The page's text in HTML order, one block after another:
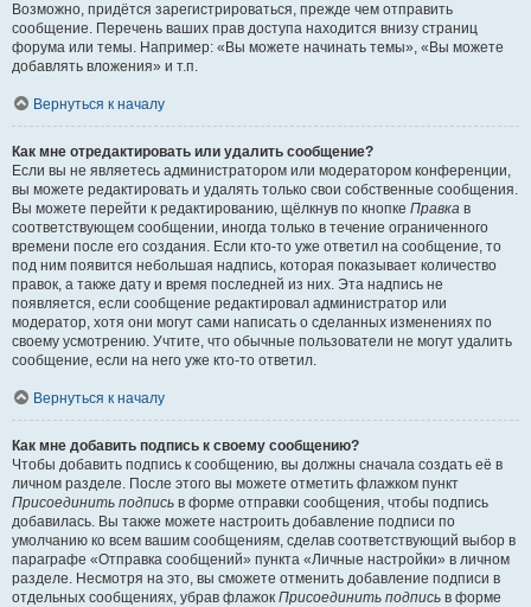
Возможно, придётся зарегистрироваться, прежде чем отправить
сообщение. Перечень ваших прав доступа находится внизу страниц
форума или темы. Например: «Вы можете начинать темы», «Вы можете
добавлять вложения» и т.п.
Вернуться к началу
Как мне отредактировать или удалить сообщение?
Если вы не являетесь администратором или модератором конференции,
вы можете редактировать и удалять только свои собственные сообщения.
Вы можете перейти к редактированию, щёлкнув по кнопке Правка в
соответствующем сообщении, иногда только в течение ограниченного
времени после его создания. Если кто-то уже ответил на сообщение, то
под ним появится небольшая надпись, которая показывает количество
правок, а также дату и время последней из них. Эта надпись не
появляется, если сообщение редактировал администратор или
модератор, хотя они могут сами написать о сделанных изменениях по
своему усмотрению. Учтите, что обычные пользователи не могут удалить
сообщение, если на него уже кто-то ответил.
Вернуться к началу
Как мне добавить подпись к своему сообщению?
Чтобы добавить подпись к сообщению, вы должны сначала создать её в
личном разделе. После этого вы можете отметить флажком пункт
Присоединить подпись в форме отправки сообщения, чтобы подпись
добавилась. Вы также можете настроить добавление подписи по
умолчанию ко всем вашим сообщениям, сделав соответствующий выбор в
параграфе «Отправка сообщений» пункта «Личные настройки» в личном
разделе. Несмотря на это, вы сможете отменить добавление подписи в
отдельных сообщениях, убрав флажок Присоединить подпись в форме